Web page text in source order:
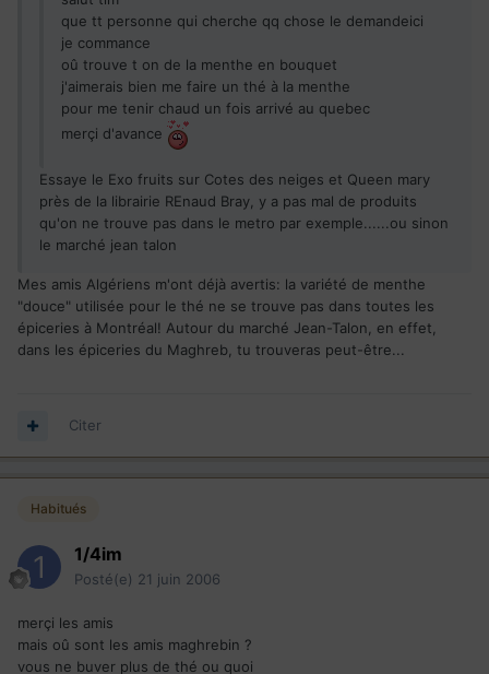
que tt personne qui cherche qq chose le demandeici
je commance
oû trouve t on de la menthe en bouquet
j'aimerais bien me faire un thé à la menthe
pour me tenir chaud un fois arrivé au quebec
merçi d'avance
Essaye le Exo fruits sur Cotes des neiges et Queen mary
près de la librairie REnaud Bray, y a pas mal de produits
qu'on ne trouve pas dans le metro par exemple......ou sinon
le marché jean talon
Mes amis Algériens m'ont déjà avertis: la variété de menthe
"douce" utilisée pour le thé ne se trouve pas dans toutes les
épiceries à Montréal! Autour du marché Jean-Talon, en effet,
dans les épiceries du Maghreb, tu trouveras peut-être...
Citer
Habitués
1/4im
Posté(e) 21 juin 2006
merçi les amis
mais oû sont les amis maghrebin ?
vous ne buver plus de thé ou quoi